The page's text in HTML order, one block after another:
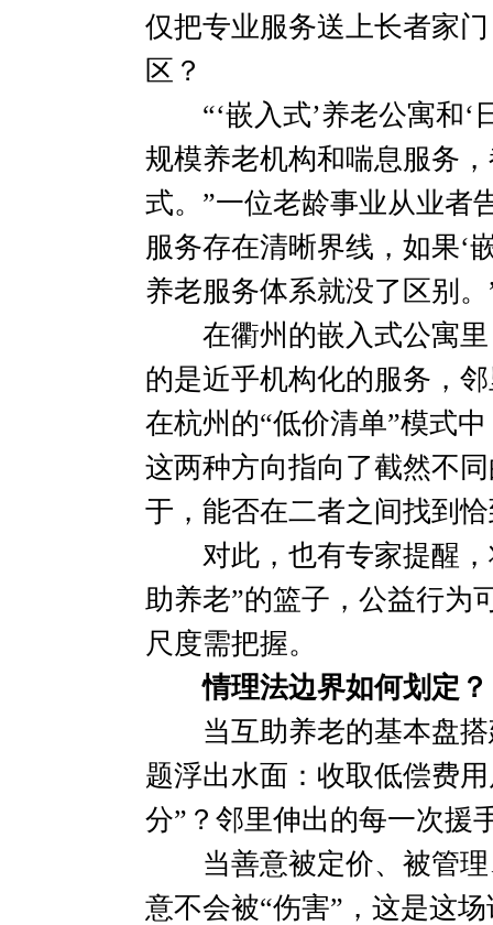
仅把专业服务送上长者家
区？
“‘嵌入式’养老公寓和‘
规模养老机构和喘息服务
式。”一位老龄事业从业者
服务存在清晰界线，如果‘
养老服务体系就没了区别。
在衢州的嵌入式公寓里
的是近乎机构化的服务，
在杭州的“低价清单”模式
这两种方向指向了截然不
于，能否在二者之间找到
对此，也有专家提醒，
助养老”的篮子，公益行为
尺度需把握。
情理法边界如何划定？
当互助养老的基本盘搭
题浮出水面：收取低偿费
分”？邻里伸出的每一次援
当善意被定价、被管理
意不会被“伤害”，这是这